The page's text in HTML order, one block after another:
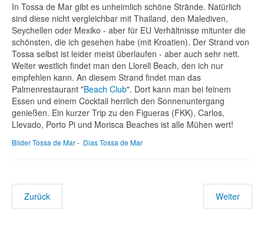
In Tossa de Mar gibt es unheimlich schöne Strände. Natürlich
sind diese nicht vergleichbar mit Thailand, den Malediven,
Seychellen oder Mexiko - aber für EU Verhältnisse mitunter die
schönsten, die ich gesehen habe (mit Kroatien). Der Strand von
Tossa selbst ist leider meist überlaufen - aber auch sehr nett.
Weiter westlich findet man den Llorell Beach, den ich nur
empfehlen kann. An diesem Strand findet man das
Palmenrestaurant "Beach Club". Dort kann man bei feinem
Essen und einem Cocktail herrlich den Sonnenuntergang
genießen. Ein kurzer Trip zu den Figueras (FKK), Carlos,
Llevado, Porto Pi und Morisca Beaches ist alle Mühen wert!
Bilder Tossa de Mar- Dias Tossa de Mar
Zurück Weiter